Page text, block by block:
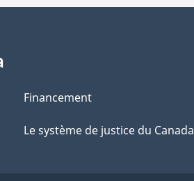
Financement
Le système de justice du Canada